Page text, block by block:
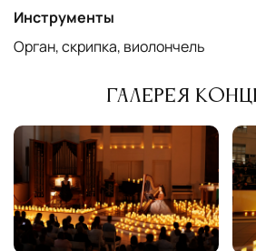
Инструменты
Орган, скрипка, виолончель
Галерея